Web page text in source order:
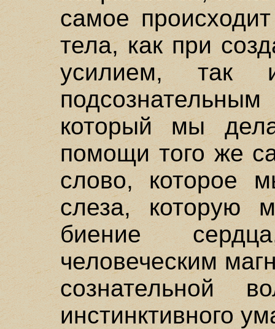
самое
тела, как при
усилием, так
который мы
помощи того же
слово, которое
слеза, которую
биение
человеческим
сознательной
инстинктивного